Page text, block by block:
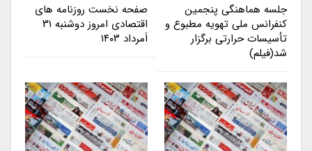
جلسه هماهنگی پنجمین
کنفرانس ملی تهویه مطبوع و
تأسیسات حرارتی برگزار
شد(فیلم)
صفحه نخست روزنامه های
اقتصادی امروز دوشنبه ۳۱
اَمرداد ۱۴۰۳